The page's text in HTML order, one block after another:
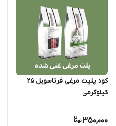
کود پلیت مرغی فرتاسویل 25
کیلوگرمی
350,000